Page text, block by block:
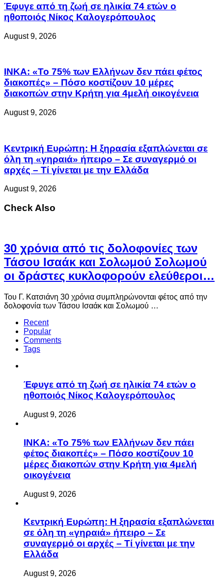
Έφυγε από τη ζωή σε ηλικία 74 ετών ο
ηθοποιός Νίκος Καλογερόπουλος
August 9, 2026
ΙΝΚΑ: «Το 75% των Ελλήνων δεν πάει φέτος
διακοπές» – Πόσο κοστίζουν 10 μέρες
διακοπών στην Κρήτη για 4μελή οικογένεια
August 9, 2026
Κεντρική Ευρώπη: Η ξηρασία εξαπλώνεται σε
όλη τη «γηραιά» ήπειρο – Σε συναγερμό οι
αρχές – Τί γίνεται με την Ελλάδα
August 9, 2026
Check Also
30 χρόνια από τις δολοφονίες των
Τάσου Ισαάκ και Σολωμού Σολωμού
οι δράστες κυκλοφορούν ελεύθεροι…
Του Γ. Κατσιάνη 30 χρόνια συμπληρώνονται φέτος από την
δολοφονία των Τάσου Ισαάκ και Σολωμού …
Recent
Popular
Comments
Tags
Έφυγε από τη ζωή σε ηλικία 74 ετών ο
ηθοποιός Νίκος Καλογερόπουλος
August 9, 2026
ΙΝΚΑ: «Το 75% των Ελλήνων δεν πάει
φέτος διακοπές» – Πόσο κοστίζουν 10
μέρες διακοπών στην Κρήτη για 4μελή
οικογένεια
August 9, 2026
Κεντρική Ευρώπη: Η ξηρασία εξαπλώνεται
σε όλη τη «γηραιά» ήπειρο – Σε
συναγερμό οι αρχές – Τί γίνεται με την
Ελλάδα
August 9, 2026